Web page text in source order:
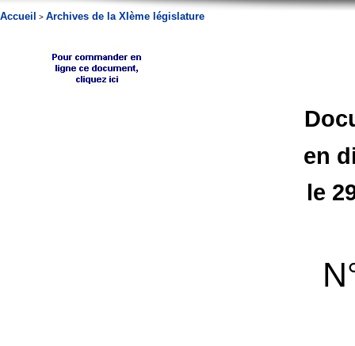
Accueil > Archives de la XIème législature
en
le